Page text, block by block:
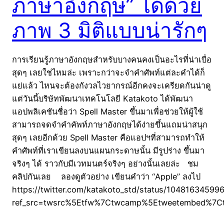
ภาษาอังกฤษ” ได้ด้วย
ภาพ 3 มิติแบบน่ารักๆ
การเรียนรู้ภาษาอังกฤษสำหรับบางคนคงเป็นอะไรที่น่าเบื่อ
สุดๆ เลยใช่ไหมล่ะ เพราะกว่าจะจำคำศัพท์แต่ละคำได้ก็
แย่แล้ว ไหนจะต้องกังวลไวยากรณ์อีกคงจะเครียดกันน่าดู
แต่วันนี้บริษัทพัฒนาเทคโนโลยี Katakoto ได้พัฒนา
แอปพลิเคชันชื่อว่า Spell Master ขึ้นมาเพื่อช่วยให้ผู้ใช้
สามารถจดจำคำคัพท์ภาษาอังกฤษได้ง่ายขึ้นแถมน่าสนุก
สุดๆ เลยอีกด้วย Spell Master คือแอปฯที่สามารถทำให้
คำศัพท์ที่เราเขียนลงบนแผนกระดาษนั้น มีรูปร่าง ขึ้นมา
จริงๆ ได้ ราวกับมีเวทมนตร์จริงๆ อย่างนั้นเลยล่ะ ชม
คลิปกันเลย ลองดูตัวอย่าง เขียนคำว่า “Apple” ลงไป
https://twitter.com/katakoto_std/status/